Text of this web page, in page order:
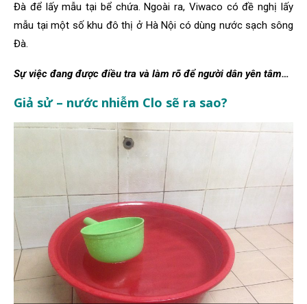
Đà để lấy mẫu tại bể chứa. Ngoài ra, Viwaco có đề nghị lấy
mẫu tại một số khu đô thị ở Hà Nội có dùng nước sạch sông
Đà.
Sự việc đang được điều tra và làm rõ để người dân yên tâm…
Giả sử – nước nhiễm Clo sẽ ra sao?